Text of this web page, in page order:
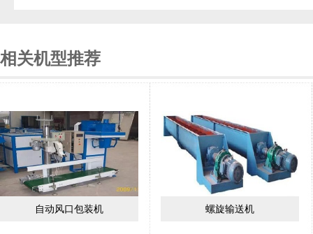
相关机型推荐
自动风口包装机 螺旋输送机